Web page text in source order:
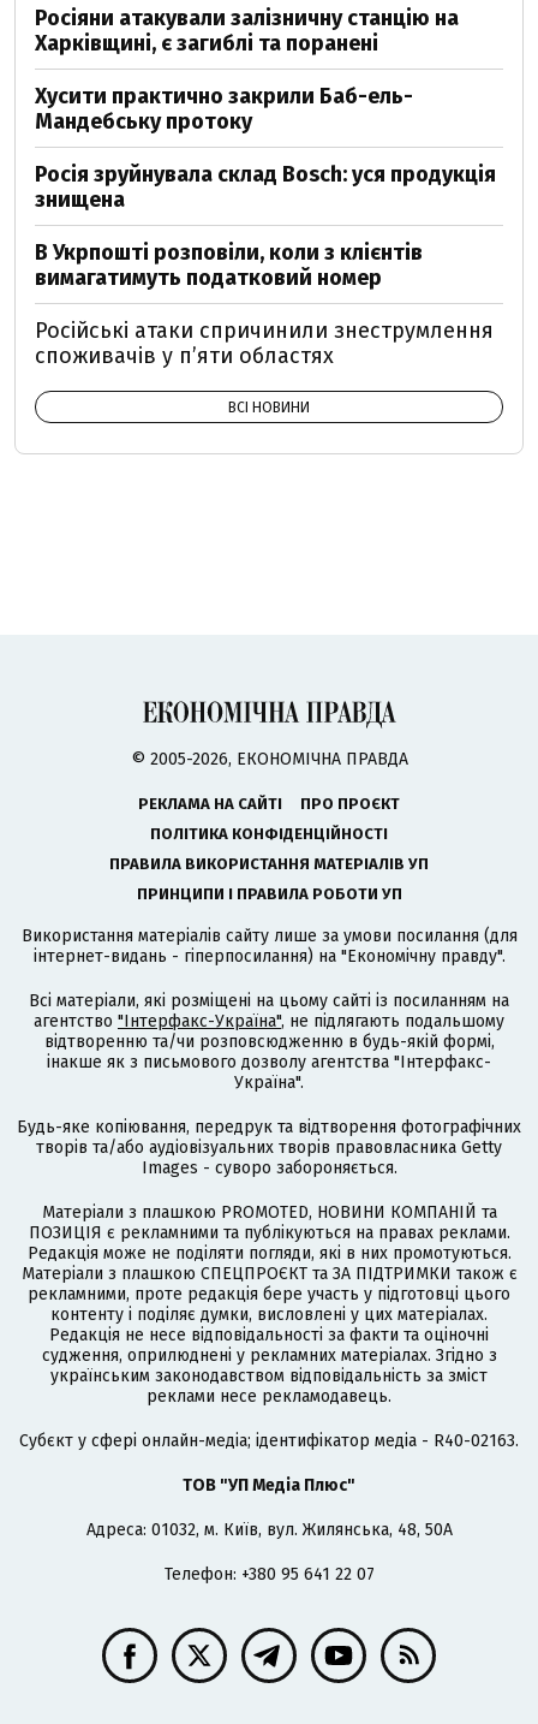
Росіяни атакували залізничну станцію на
Харківщині, є загиблі та поранені
Хусити практично закрили Баб-ель-
Мандебську протоку
Росія зруйнувала склад Bosch: уся продукція
знищена
В Укрпошті розповіли, коли з клієнтів
вимагатимуть податковий номер
Російські атаки спричинили знеструмлення
споживачів у п’яти областях
ВСІ НОВИНИ
© 2005-2026, ЕКОНОМІЧНА ПРАВДА
РЕКЛАМА НА САЙТІ
ПРО ПРОЄКТ
ПОЛІТИКА КОНФІДЕНЦІЙНОСТІ
ПРАВИЛА ВИКОРИСТАННЯ МАТЕРІАЛІВ УП
ПРИНЦИПИ І ПРАВИЛА РОБОТИ УП
Використання матеріалів сайту лише за умови посилання (для
інтернет-видань - гіперпосилання) на "Економічну правду".
Всі матеріали, які розміщені на цьому сайті із посиланням на
агентство "Інтерфакс-Україна", не підлягають подальшому
відтворенню та/чи розповсюдженню в будь-якій формі,
інакше як з письмового дозволу агентства "Інтерфакс-
Україна".
Будь-яке копіювання, передрук та відтворення фотографічних
творів та/або аудіовізуальних творів правовласника Getty
Images - суворо забороняється.
Матеріали з плашкою PROMOTED, НОВИНИ КОМПАНІЙ та
ПОЗИЦІЯ є рекламними та публікуються на правах реклами.
Редакція може не поділяти погляди, які в них промотуються.
Матеріали з плашкою СПЕЦПРОЄКТ та ЗА ПІДТРИМКИ також є
рекламними, проте редакція бере участь у підготовці цього
контенту і поділяє думки, висловлені у цих матеріалах.
Редакція не несе відповідальності за факти та оціночні
судження, оприлюднені у рекламних матеріалах. Згідно з
українським законодавством відповідальність за зміст
реклами несе рекламодавець.
Cубєкт у сфері онлайн-медіа; ідентифікатор медіа - R40-02163.
ТОВ "УП Медіа Плюс"
Адреса: 01032, м. Київ, вул. Жилянська, 48, 50А
Телефон: +380 95 641 22 07